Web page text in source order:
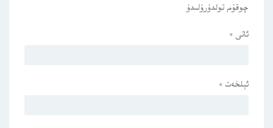
چوقۇم تولدۇرۇلىدۇ
ئاتى *
ئېلخەت *